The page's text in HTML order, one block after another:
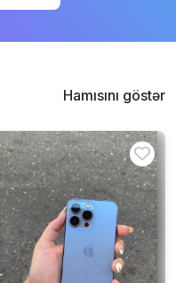
Hamısını göstər